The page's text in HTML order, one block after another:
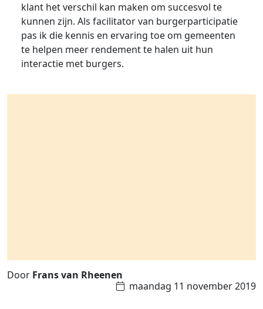
klant het verschil kan maken om succesvol te
kunnen zijn. Als facilitator van burgerparticipatie
pas ik die kennis en ervaring toe om gemeenten
te helpen meer rendement te halen uit hun
interactie met burgers.
Door Frans van Rheenen
maandag 11 november 2019